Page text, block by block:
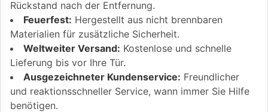
Rückstand nach der Entfernung.
Feuerfest: Hergestellt aus nicht brennbaren
Materialien für zusätzliche Sicherheit.
Weltweiter Versand: Kostenlose und schnelle
Lieferung bis vor Ihre Tür.
Ausgezeichneter Kundenservice: Freundlicher
und reaktionsschneller Service, wann immer Sie Hilfe
benötigen.